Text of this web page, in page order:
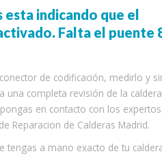
indicando que el
Falta el puente
de codificación, medirlo y
una completa revisión de la
en contacto con los
Reparacion de Calderas Madrid.
a mano exacto de tu